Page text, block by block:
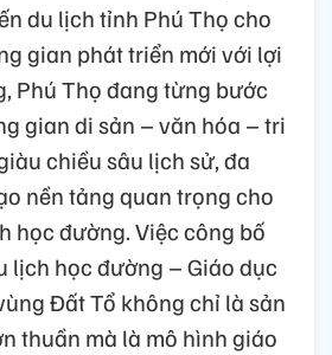
du lịch tỉnh Phú Thọ cho
gian phát triển mới với lợi
Phú Thọ đang từng bước
gian di sản – văn hóa – tri
chiều sâu lịch sử, đa
nền tảng quan trọng cho
học đường. Việc công bố
lịch học đường – Giáo dục
Đất Tổ không chỉ là sản
thuần mà là mô hình giáo